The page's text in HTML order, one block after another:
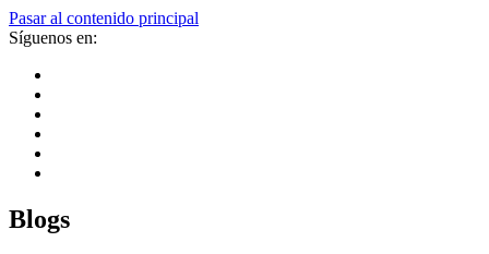
Pasar al contenido principal
Síguenos en:
Blogs